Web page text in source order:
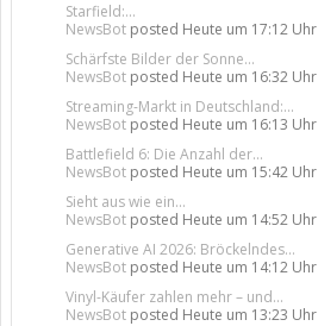
Starfield:...
NewsBot posted Heute um 17:12 Uhr
Schärfste Bilder der Sonne...
NewsBot posted Heute um 16:32 Uhr
Streaming-Markt in Deutschland:...
NewsBot posted Heute um 16:13 Uhr
Battlefield 6: Die Anzahl der...
NewsBot posted Heute um 15:42 Uhr
Sieht aus wie ein...
NewsBot posted Heute um 14:52 Uhr
Generative AI 2026: Bröckelndes...
NewsBot posted Heute um 14:12 Uhr
Vinyl-Käufer zahlen mehr – und...
NewsBot posted Heute um 13:23 Uhr